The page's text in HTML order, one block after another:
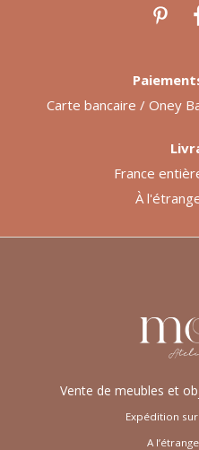
Vente de meubles et
Expédition
A
Carte bancaire / Oney
France
À